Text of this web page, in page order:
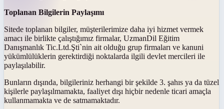
Toplanan Bilgilerin Paylaşımı
Sitede toplanan bilgiler, müşterilerimize daha iyi hizmet vermek
amacı ile birlikte çalıştığımız firmalar, UzmanDil Eğitim
Danışmanlık Tic.Ltd.Şti`nin ait olduğu grup firmaları ve kanuni
yükümlülüklerin gerektirdiği noktalarda ilgili devlet mercileri ile
paylaşılabilir.
Bunların dışında, bilgileriniz herhangi bir şekilde 3. şahıs ya da tüzel
kişilerle paylaşılmamakta, faaliyet dışı hiçbir nedenle ticari amaçla
kullanmamakta ve de satmamaktadır.